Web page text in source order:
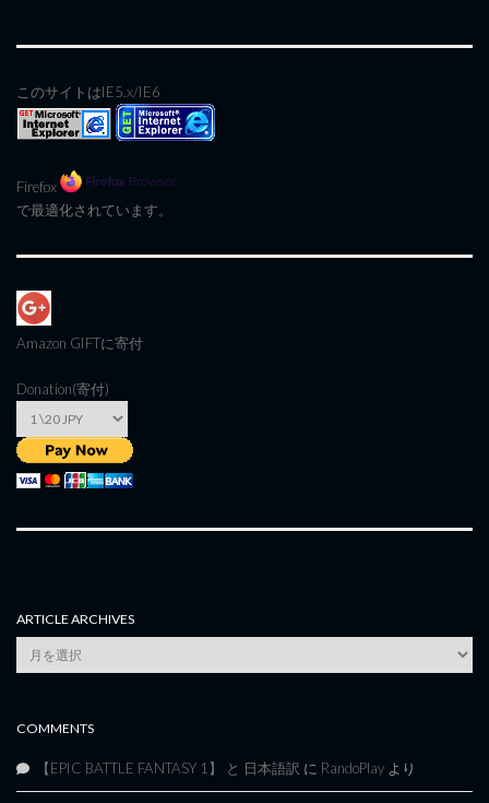
このサイトはIE5.x/IE6
Firefox
で最適化されています。
Amazon GIFTに寄付
Donation(寄付)
ARTICLE ARCHIVES
Article
Archives
COMMENTS
【EPIC BATTLE FANTASY 1】 と 日本語訳 に RandoPlay より